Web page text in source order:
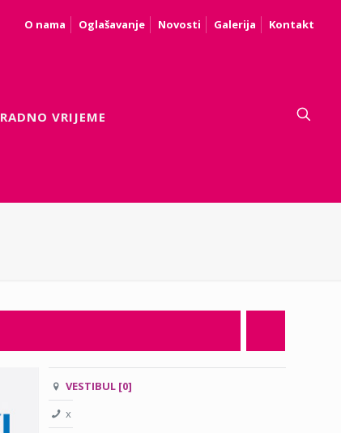
O nama Oglašavanje Novosti Galerija Kontakt
RADNO VRIJEME
VESTIBUL [0]
x